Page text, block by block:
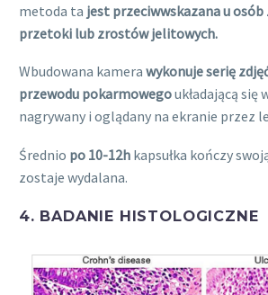
metoda ta jest przeciwwskazana u
przetoki lub zrostów jelitowych.
Wbudowana kamera wykonuje serię
przewodu pokarmowegoukładającą
nagrywany i oglądany na ekranie przez
Średnio po 10-12h kapsułka kończy
zostaje wydalana.
4. BADANIE HISTOLOGICZNE